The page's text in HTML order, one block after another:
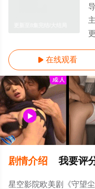
 在线观看
剧情介绍 我要评
星空影院欧美剧《守望